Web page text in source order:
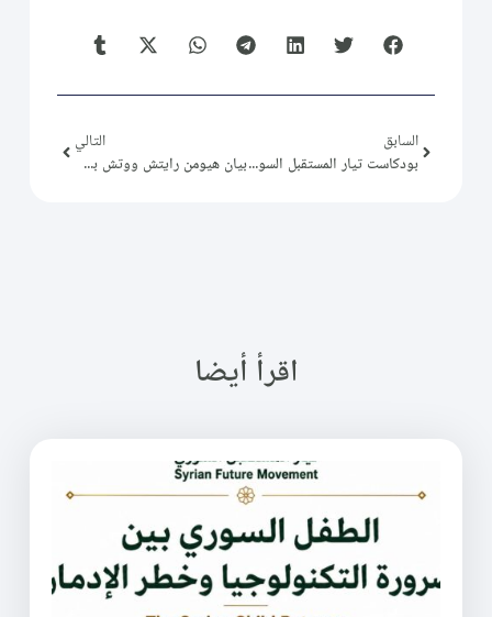
السابق
بودكاست تيار المستقبل السوري (41): التوافق الوطني من منظور التيار
التالي
بيان هيومن رايتش ووتش بخصوص السوريين الهاربين من لبنان لسورية
اقرأ أيضا